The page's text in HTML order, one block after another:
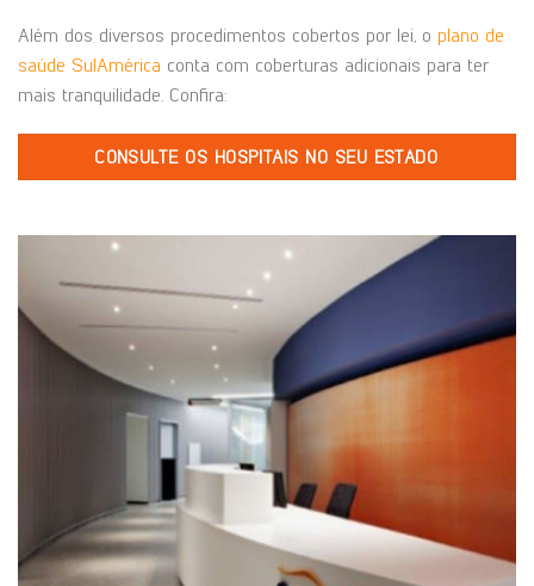
Além dos diversos procedimentos cobertos por lei, o plano de
saúde SulAmérica conta com coberturas adicionais para ter
mais tranquilidade. Confira:
CONSULTE OS HOSPITAIS NO SEU ESTADO